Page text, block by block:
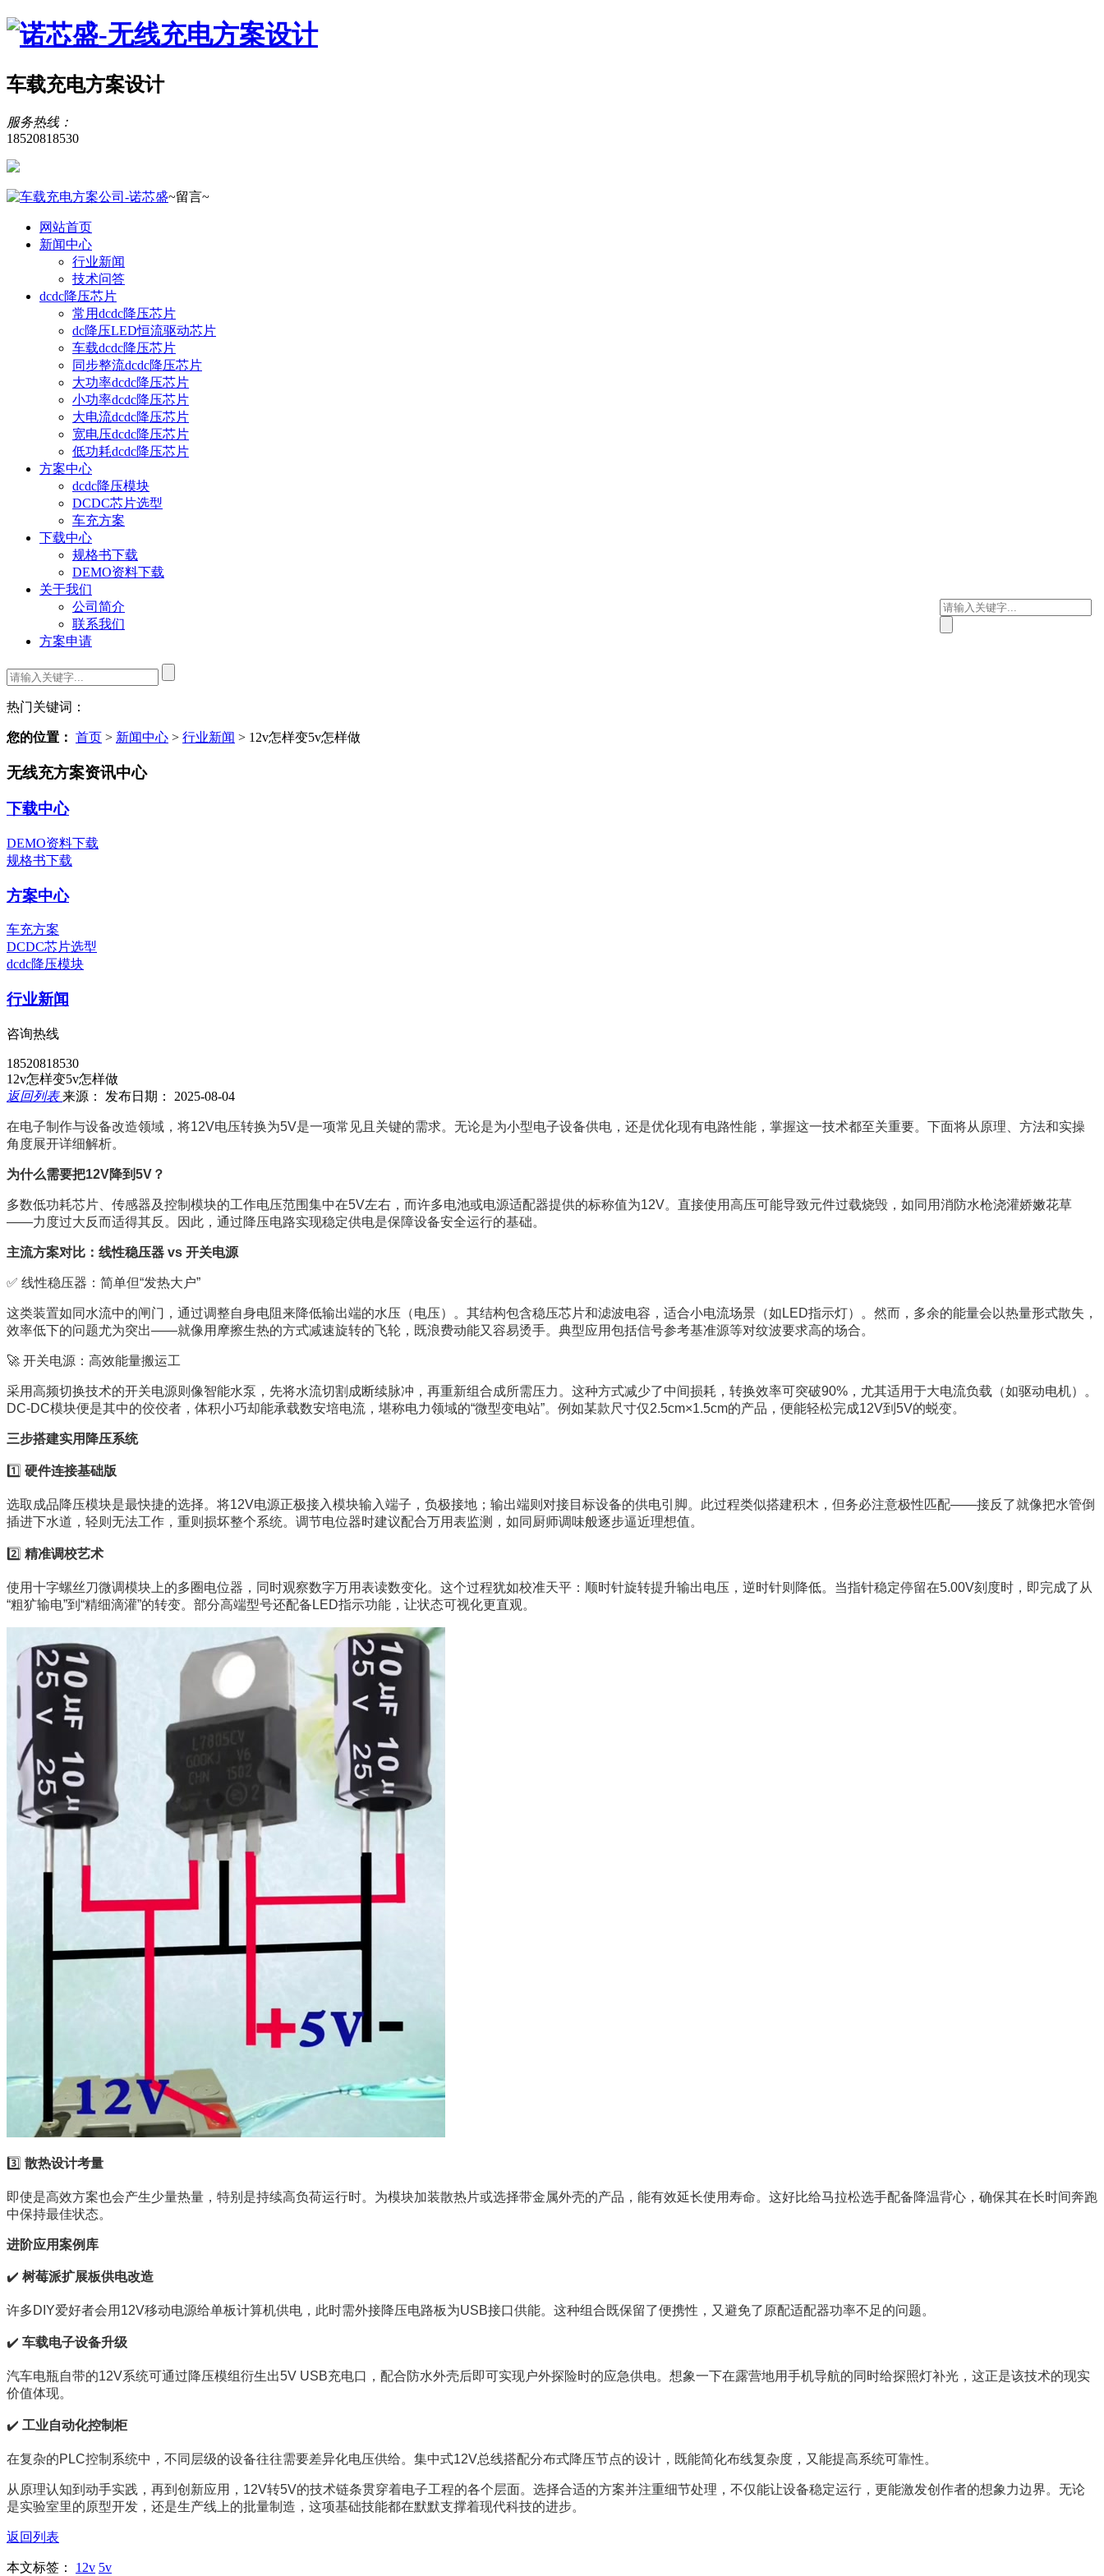
车载充电方案设计
服务热线：
18520818530
~留言~
网站首页
新闻中心
行业新闻
技术问答
dcdc降压芯片
常用dcdc降压芯片
dc降压LED恒流驱动芯片
车载dcdc降压芯片
同步整流dcdc降压芯片
大功率dcdc降压芯片
小功率dcdc降压芯片
大电流dcdc降压芯片
宽电压dcdc降压芯片
低功耗dcdc降压芯片
方案中心
dcdc降压模块
DCDC芯片选型
车充方案
下载中心
规格书下载
DEMO资料下载
关于我们
公司简介
联系我们
方案申请
热门关键词：
您的位置： 首页 > 新闻中心 > 行业新闻 > 12v怎样变5v怎样做
无线充方案资讯中心
下载中心
DEMO资料下载
规格书下载
方案中心
车充方案
DCDC芯片选型
dcdc降压模块
行业新闻
咨询热线
18520818530
12v怎样变5v怎样做
返回列表来源： 发布日期： 2025-08-04
在电子制作与设备改造领域，将12V电压转换为5V是一项常见且关键的需求。无论是为小型电子设备供电，还是优化现有电路性能，掌握这一技术都至关重要。下面将从原理、方法和实操
角度展开详细解析。
为什么需要把12V降到5V？
多数低功耗芯片、传感器及控制模块的工作电压范围集中在5V左右，而许多电池或电源适配器提供的标称值为12V。直接使用高压可能导致元件过载烧毁，如同用消防水枪浇灌娇嫩花草
——力度过大反而适得其反。因此，通过降压电路实现稳定供电是保障设备安全运行的基础。
主流方案对比：线性稳压器 vs 开关电源
✅ 线性稳压器：简单但“发热大户”
这类装置如同水流中的闸门，通过调整自身电阻来降低输出端的水压（电压）。其结构包含稳压芯片和滤波电容，适合小电流场景（如LED指示灯）。然而，多余的能量会以热量形式散失，
效率低下的问题尤为突出——就像用摩擦生热的方式减速旋转的飞轮，既浪费动能又容易烫手。典型应用包括信号参考基准源等对纹波要求高的场合。
🚀 开关电源：高效能量搬运工
采用高频切换技术的开关电源则像智能水泵，先将水流切割成断续脉冲，再重新组合成所需压力。这种方式减少了中间损耗，转换效率可突破90%，尤其适用于大电流负载（如驱动电机）。
DC-DC模块便是其中的佼佼者，体积小巧却能承载数安培电流，堪称电力领域的“微型变电站”。例如某款尺寸仅2.5cm×1.5cm的产品，便能轻松完成12V到5V的蜕变。
三步搭建实用降压系统
1️⃣ 硬件连接基础版
选取成品降压模块是最快捷的选择。将12V电源正极接入模块输入端子，负极接地；输出端则对接目标设备的供电引脚。此过程类似搭建积木，但务必注意极性匹配——接反了就像把水管倒
插进下水道，轻则无法工作，重则损坏整个系统。调节电位器时建议配合万用表监测，如同厨师调味般逐步逼近理想值。
2️⃣ 精准调校艺术
使用十字螺丝刀微调模块上的多圈电位器，同时观察数字万用表读数变化。这个过程犹如校准天平：顺时针旋转提升输出电压，逆时针则降低。当指针稳定停留在5.00V刻度时，即完成了从
“粗犷输电”到“精细滴灌”的转变。部分高端型号还配备LED指示功能，让状态可视化更直观。
3️⃣ 散热设计考量
即使是高效方案也会产生少量热量，特别是持续高负荷运行时。为模块加装散热片或选择带金属外壳的产品，能有效延长使用寿命。这好比给马拉松选手配备降温背心，确保其在长时间奔跑
中保持最佳状态。
进阶应用案例库
✔️ 树莓派扩展板供电改造
许多DIY爱好者会用12V移动电源给单板计算机供电，此时需外接降压电路板为USB接口供能。这种组合既保留了便携性，又避免了原配适配器功率不足的问题。
✔️ 车载电子设备升级
汽车电瓶自带的12V系统可通过降压模组衍生出5V USB充电口，配合防水外壳后即可实现户外探险时的应急供电。想象一下在露营地用手机导航的同时给探照灯补光，这正是该技术的现实
价值体现。
✔️ 工业自动化控制柜
在复杂的PLC控制系统中，不同层级的设备往往需要差异化电压供给。集中式12V总线搭配分布式降压节点的设计，既能简化布线复杂度，又能提高系统可靠性。
从原理认知到动手实践，再到创新应用，12V转5V的技术链条贯穿着电子工程的各个层面。选择合适的方案并注重细节处理，不仅能让设备稳定运行，更能激发创作者的想象力边界。无论
是实验室里的原型开发，还是生产线上的批量制造，这项基础技能都在默默支撑着现代科技的进步。
返回列表
本文标签： 12v 5v